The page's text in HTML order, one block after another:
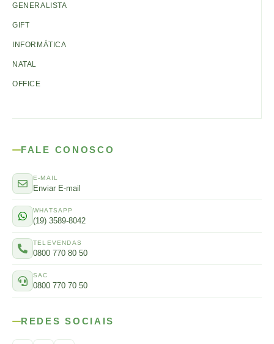
GENERALISTA
GIFT
INFORMÁTICA
NATAL
OFFICE
FALE CONOSCO
E-MAIL
Enviar E-mail
WHATSAPP
(19) 3589-8042
TELEVENDAS
0800 770 80 50
SAC
0800 770 70 50
REDES SOCIAIS